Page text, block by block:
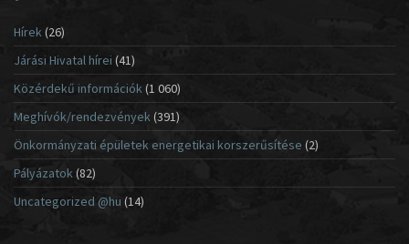
Hírek(26)
Járási Hivatal hírei (41)
Közérdekű információk(1 060)
Meghívók/rendezvények (391)
Önkormányzati épületek energetikai korszerűsítése (2)
Pályázatok (82)
Uncategorized @hu (14)